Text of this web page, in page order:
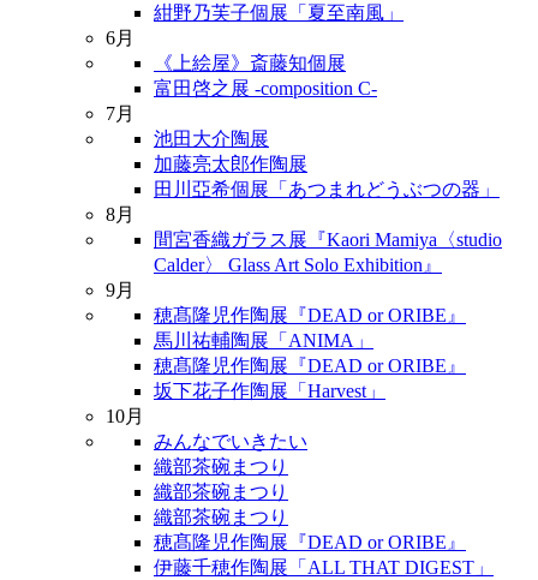
紺野乃芙子個展「夏至南風」
6月
《上絵屋》斎藤知個展
富田啓之展 -composition C-
7月
池田大介陶展
加藤亮太郎作陶展
田川亞希個展「あつまれどうぶつの器」
8月
間宮香織ガラス展『Kaori Mamiya〈studio
Calder〉 Glass Art Solo Exhibition』
9月
穂髙隆児作陶展『DEAD or ORIBE』
馬川祐輔陶展「ANIMA」
穂髙隆児作陶展『DEAD or ORIBE』
坂下花子作陶展「Harvest」
10月
みんなでいきたい
織部茶碗まつり
織部茶碗まつり
織部茶碗まつり
穂髙隆児作陶展『DEAD or ORIBE』
伊藤千穂作陶展「ALL THAT DIGEST」